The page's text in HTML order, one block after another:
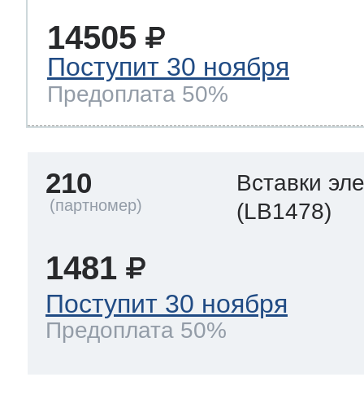
14505
Поступит 30 ноября
Предоплата 50%
210
Вставки
(LB1478)
1481
Поступит 30 ноября
Предоплата 50%